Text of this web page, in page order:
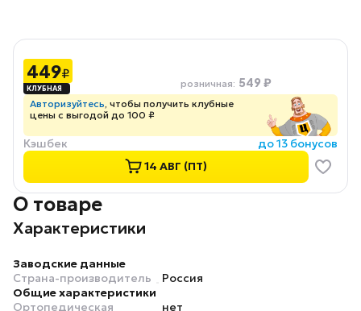
449₽
розничная: 549 ₽
Авторизуйтесь, чтобы получить клубные
цены с выгодой до 100 ₽
Кэшбек
до 13 бонусов
14 АВГ (ПТ)
О товаре
Характеристики
Заводские данные
Страна-производитель
Россия
Общие характеристики
Ортопедическая
нет